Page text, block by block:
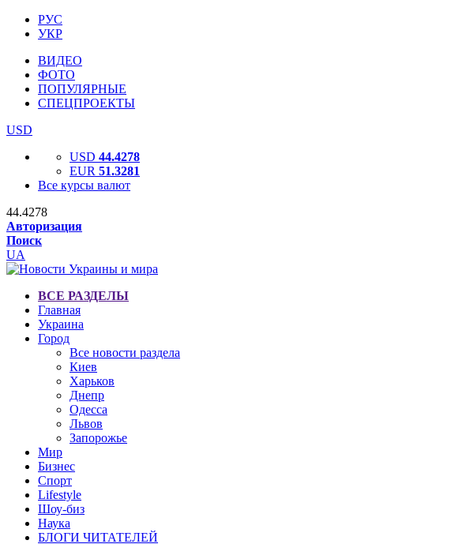
РУС
УКР
ВИДЕО
ФОТО
ПОПУЛЯРНЫЕ
СПЕЦПРОЕКТЫ
USD
USD 44.4278
EUR 51.3281
Все курсы валют
44.4278
Авторизация
Поиск
UA
ВСЕ РАЗДЕЛЫ
Главная
Украина
Город
Все новости раздела
Киев
Харьков
Днепр
Одесса
Львов
Запорожье
Мир
Бизнес
Спорт
Lifestyle
Шоу-биз
Наука
БЛОГИ ЧИТАТЕЛЕЙ